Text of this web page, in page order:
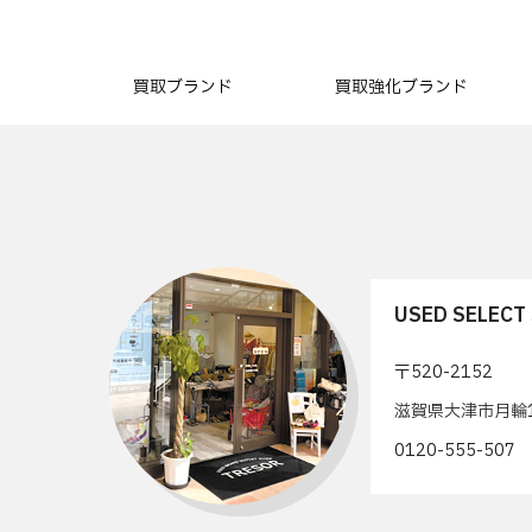
買取ブランド 買取強化ブランド
USED
〒520-2152
滋賀県大津市月
0120-555-507